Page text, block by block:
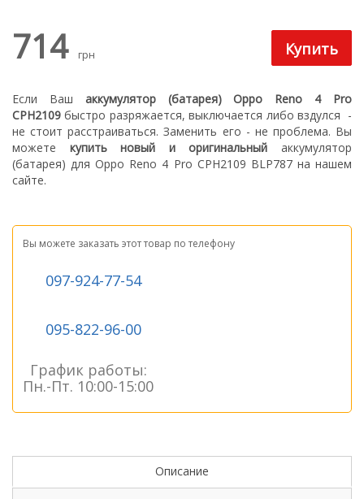
714 грн
Если Ваш аккумулятор (батарея) Oppo Reno 4 Pro
CPH2109быстро разряжается, выключается либо вздулся -
не стоит расстраиваться. Заменить его - не проблема. Вы
можете купить новый и оригинальный аккумулятор
(батарея) для Oppo Reno 4 Pro CPH2109 BLP787на нашем
сайте.
Вы можете заказать этот товар по телефону
097-924-77-54
095-822-96-00
График работы:
Пн.-Пт. 10:00-15:00
Описание